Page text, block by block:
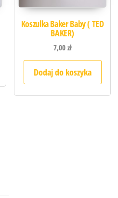
Koszulka Baker Baby ( TED
BAKER)
7,00zł
Dodaj do koszyka